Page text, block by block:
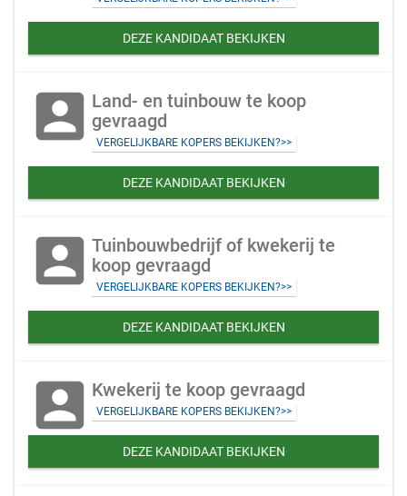
DEZE KANDIDAAT BEKIJKEN
account_box Land- en tuinbouw te koop
gevraagd
VERGELIJKBARE KOPERS BEKIJKEN?>>
DEZE KANDIDAAT BEKIJKEN
account_box Tuinbouwbedrijf of kwekerij te
koop gevraagd
VERGELIJKBARE KOPERS BEKIJKEN?>>
DEZE KANDIDAAT BEKIJKEN
account_box Kwekerij te koop gevraagd
VERGELIJKBARE KOPERS BEKIJKEN?>>
DEZE KANDIDAAT BEKIJKEN